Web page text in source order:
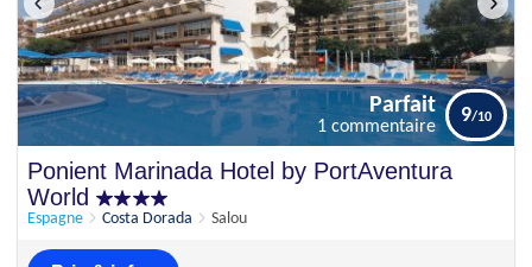
Parfait
Ponient Marinada Hotel by PortAventura
World
Espagne Costa Dorada Salou
Parfait
1 commentaire
9